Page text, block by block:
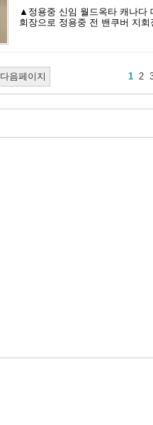
▲정용중 신임 월드옥타 캐나다
회장으로 정용중 전 밴쿠버 지
다음페이지 1 2